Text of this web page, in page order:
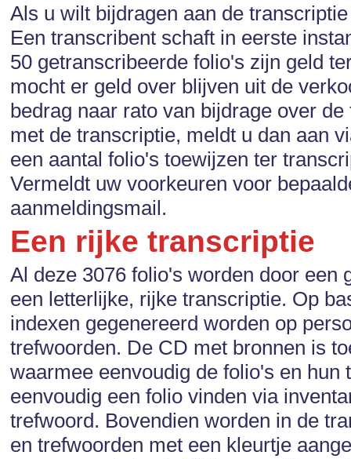
Als u wilt bijdragen aan de
Een transcribent schaft in eerste
50 getranscribeerde folio's zijn geld
mocht er geld over blijven uit de
bedrag naar rato van bijdrage over
met de transcriptie, meldt u dan aan
een aantal folio's toewijzen ter
Vermeldt uw voorkeuren voor
aanmeldingsmail.
Een rijke transcriptie
Al deze 3076 folio's worden door een
een letterlijke, rijke transcriptie. Op
indexen gegenereerd worden op
trefwoorden. De CD met bronnen is
waarmee eenvoudig de folio's en
eenvoudig een folio vinden via
trefwoord. Bovendien worden in de
en trefwoorden met een kleurtje